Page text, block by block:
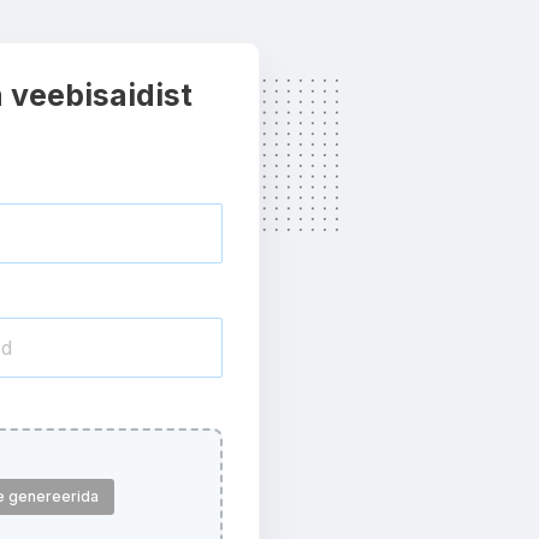
veebisaidist
genereerida